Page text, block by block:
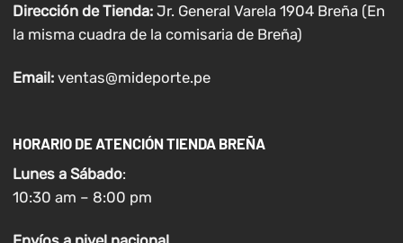
Dirección de Tienda: Jr. General Varela 1904 Breña (En
la misma cuadra de la comisaria de Breña)
Email: ventas@mideporte.pe
HORARIO DE ATENCIÓN TIENDA BREÑA
Lunes a Sábado:
10:30 am – 8:00 pm